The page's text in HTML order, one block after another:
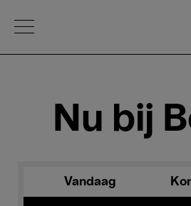
Open Menu
Nu bij
Vandaag